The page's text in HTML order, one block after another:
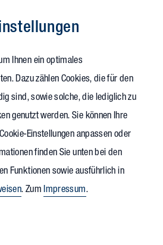
Ihnen ein optimales
Dazu zählen Cookies, die für den
sind, sowie solche, die lediglich zu
genutzt werden. Sie können Ihre
Einstellungen anpassen oder
finden Sie unten bei den
Funktionen sowie ausführlich in
. ZumImpressum.